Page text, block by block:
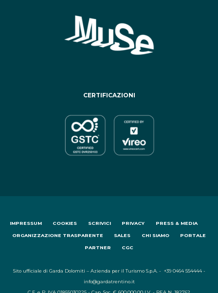
CERTIFICAZIONI
IMPRESSUM COOKIES SCRIVICI PRIVACY PRESS & MEDIA
ORGANIZZAZIONE TRASPARENTE SALES CHI SIAMO PORTALE
PARTNER CGC
Sito ufficiale di Garda Dolomiti – Azienda per il Turismo S.p.A. - +39 0464 554444 -
info@gardatrentino.it